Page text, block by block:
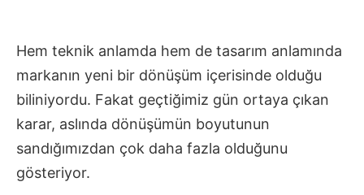
Hem teknik anlamda hem de tasarım anlamında
markanın yeni bir dönüşüm içerisinde olduğu
biliniyordu. Fakat geçtiğimiz gün ortaya çıkan
karar, aslında dönüşümün boyutunun
sandığımızdan çok daha fazla olduğunu
gösteriyor.